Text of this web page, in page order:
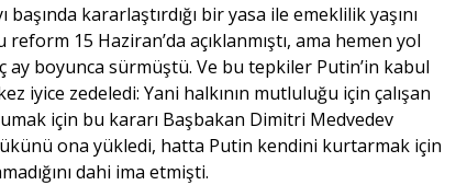
kararlaştırdığı bir yasa ile emeklilik yaşını
15 Haziran’da açıklanmıştı, ama hemen yol
ay boyunca sürmüştü. Ve bu tepkiler Putin’in kabul
iyice zedeledi: Yani halkının mutluluğu için çalışan
için bu kararı Başbakan Dimitri Medvedev
ona yükledi, hatta Putin kendini kurtarmak için
dahi ima etmişti.